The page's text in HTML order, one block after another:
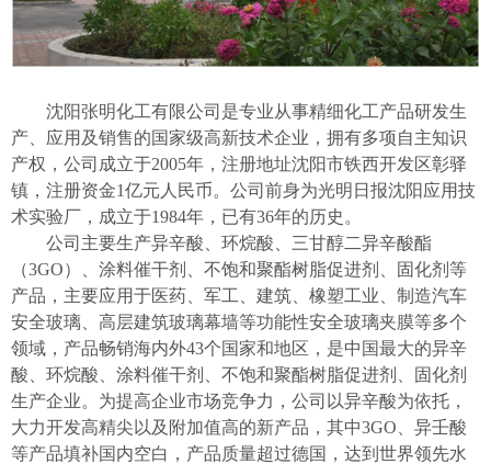
沈阳张明化工有限公司是专业从事精细化工产品研发生
产、应用及销售的国家级高新技术企业， 拥有多项自主知识
产权， 公司成立于2005年，注册地址沈阳市铁西开发区彰驿
镇，注册资金1亿元人民币。公司前身为光明日报沈阳应用技
术实验厂，成立于1984年 ，已有36年的历史 。
公司主要生产异辛酸、环烷酸、三甘醇二异辛酸酯
（3GO）、 涂料催干剂 不饱和聚酯树脂促进剂
固化剂等
产品 ，主要应用于医药、军工、建筑、橡塑工业、制造汽车
安全玻璃、高层建筑玻璃幕墙等功能性安全玻璃夹膜等多个
领域，产品畅销海内外43个国家和地区， 是中国最大的异辛
酸、环烷酸、涂料催干剂、 不饱和聚酯树脂促进剂
固化剂
生产企业。 为提高企业市场竞争力，公司以异辛酸为依托，
大力开发高精尖 以及附加值高的新产品， 其中3GO、异壬酸
等产品填补国内空白 ，产品质量超过德国，达到世界领先水